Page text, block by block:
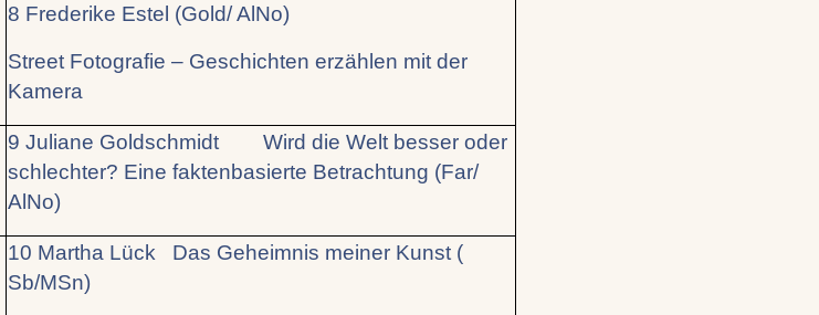
8 Frederike Estel (Gold/ AlNo)
Street Fotografie – Geschichten erzählen mit der
Kamera
9 Juliane Goldschmidt Wird die Welt besser oder
schlechter? Eine faktenbasierte Betrachtung (Far/
AlNo)
10 Martha Lück Das Geheimnis meiner Kunst (
Sb/MSn)